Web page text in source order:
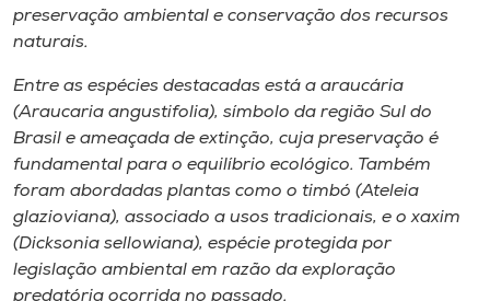
A+
preservação ambiental e conservação dos recursos
naturais.
Entre as espécies destacadas está a araucária
(Araucaria angustifolia), símbolo da região Sul do
Brasil e ameaçada de extinção, cuja preservação é
fundamental para o equilíbrio ecológico. Também
foram abordadas plantas como o timbó (Ateleia
glazioviana), associado a usos tradicionais, e o xaxim
(Dicksonia sellowiana), espécie protegida por
legislação ambiental em razão da exploração
predatória ocorrida no passado.